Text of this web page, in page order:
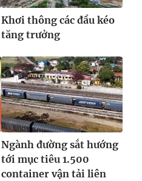
Khơi thông các đầu kéo
tăng trưởng
Ngành đường sắt hướng
tới mục tiêu 1.500
container vận tải liên